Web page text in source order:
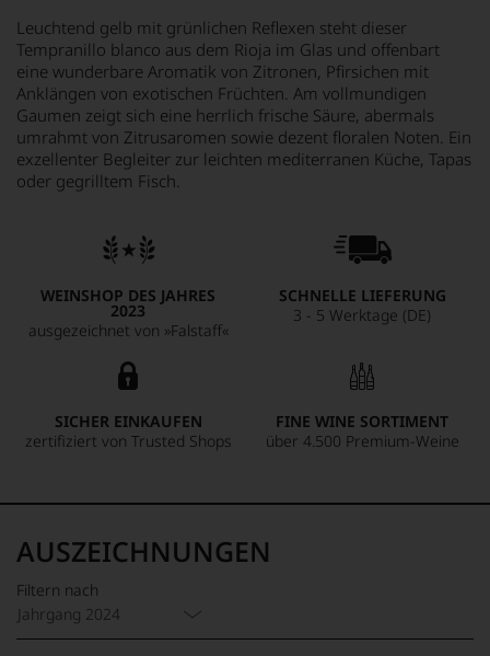
Leuchtend gelb mit grünlichen Reflexen steht dieser
Tempranillo blanco aus dem Rioja im Glas und offenbart
eine wunderbare Aromatik von Zitronen, Pfirsichen mit
Anklängen von exotischen Früchten. Am vollmundigen
Gaumen zeigt sich eine herrlich frische Säure, abermals
umrahmt von Zitrusaromen sowie dezent floralen Noten. Ein
exzellenter Begleiter zur leichten mediterranen Küche, Tapas
oder gegrilltem Fisch.
WEINSHOP DES JAHRES
2023
ausgezeichnet von »Falstaff«
SCHNELLE LIEFERUNG
3 - 5 Werktage (DE)
SICHER EINKAUFEN
zertifiziert von Trusted Shops
FINE WINE SORTIMENT
über 4.500 Premium-Weine
AUSZEICHNUNGEN
Filtern nach
Jahrgang 2024